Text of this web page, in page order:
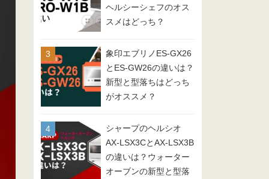
ヘルシーシェフのオス
スメはどっち？
象印エブリノES-GX26
とES-GW26の違いは？
新型と型落ちはどっち
がオススメ？
シャープのヘルシオ
AX-LSX3CとAX-LSX3B
の違いは？ウォーター
オーブンの新型と型落